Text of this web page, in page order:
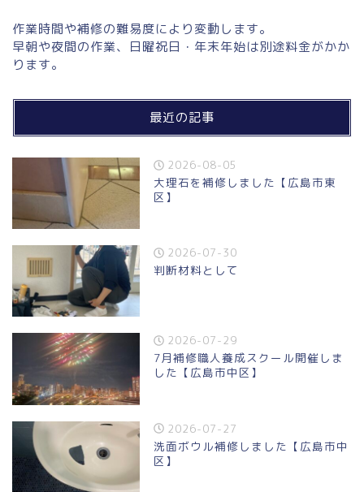
作業時間や補修の難易度により変動します。
早朝や夜間の作業、日曜祝日・年末年始は別途料金がかか
ります。
最近の記事
2026-08-05
大理石を補修しました【広島市東
区】
2026-07-30
判断材料として
2026-07-29
7月補修職人養成スクール開催しま
した【広島市中区】
2026-07-27
洗面ボウル補修しました【広島市中
区】